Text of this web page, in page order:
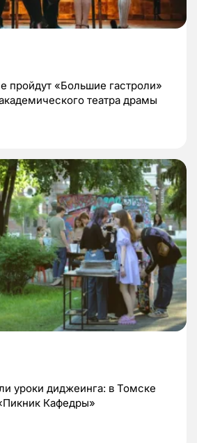
пройдут «Большие гастроли»
театра драмы
уроки диджеинга: в Томске
Кафедры»